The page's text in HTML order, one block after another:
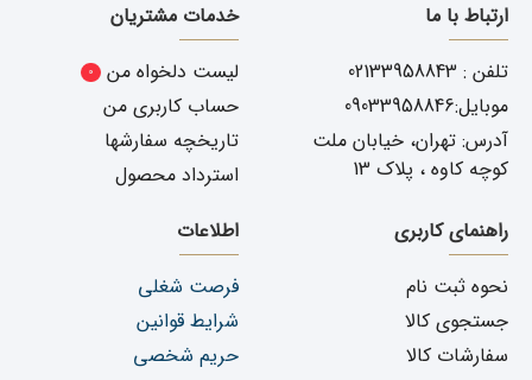
ارتباط با ما
تلفن : 02133958843
موبایل:09033958846
آدرس: تهران، خیابان ملت
کوچه کاوه ، پلاک 13
خدمات مشتریان
لیست دلخواه من
0
حساب کاربری من
تاریخچه سفارشها
استرداد محصول
راهنمای کاربری
نحوه ثبت نام
جستجوی کالا
سفارشات کالا
اطلاعات
فرصت شغلی
شرایط قوانین
حریم شخصی